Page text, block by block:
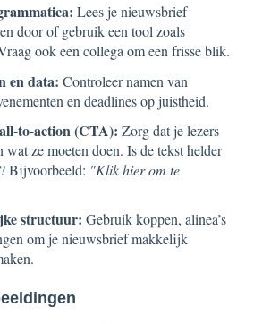
Lees je nieuwsbrief
door of gebruik een tool zoals
ook een collega om een frisse blik.
en data: Controleer namen van
en deadlines op juistheid.
to-action (CTA): Zorg dat je lezers
wat ze moeten doen. Is de tekst helder
Bijvoorbeeld: "Klik hier om te
structuur: Gebruik koppen, alinea’s
om je nieuwsbrief makkelijk